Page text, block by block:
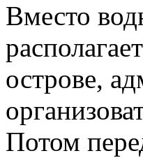
Вместо
острове,
Потом